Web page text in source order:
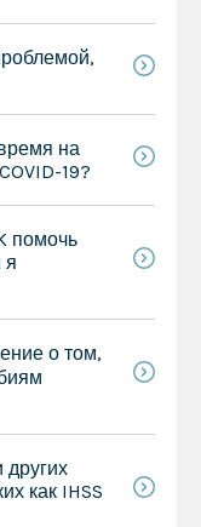
на
19?
помочь
я
о том,
как IHSS